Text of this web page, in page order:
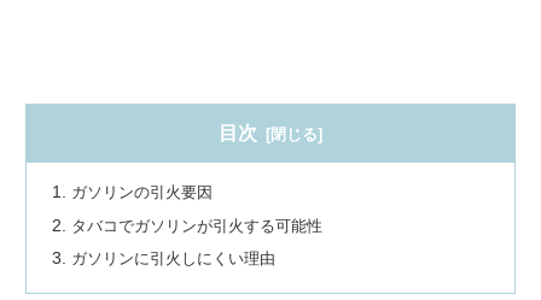
目次
ガソリンの引火要因
タバコでガソリンが引火する可能性
ガソリンに引火しにくい理由